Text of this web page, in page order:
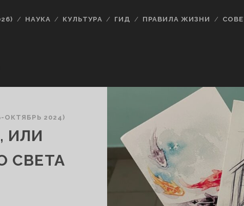
НАУКА КУЛЬТУРА ГИД ПРАВИЛА ЖИЗНИ
ОКТЯБРЬ 2024)
ИЛИ
СВЕТА